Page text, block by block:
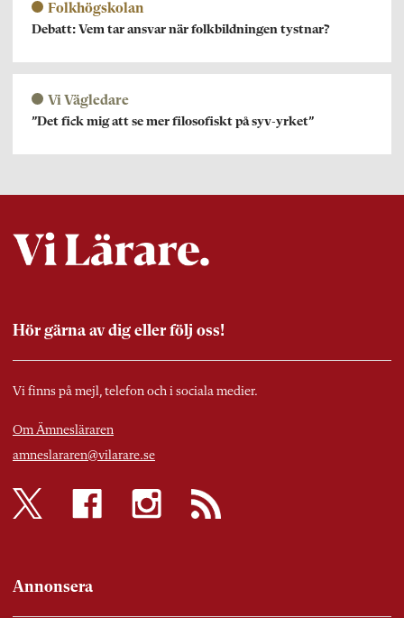
Folkhögskolan
Debatt: Vem tar ansvar när folkbildningen tystnar?
Vi Vägledare
”Det fick mig att se mer filosofiskt på syv-yrket”
Hör gärna av dig eller följ oss!
Vi finns på mejl, telefon och i sociala medier.
Om Ämnesläraren
amneslararen@vilarare.se
Annonsera